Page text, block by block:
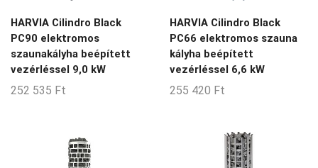
HARVIA Cilindro Black
PC90 elektromos
szaunakályha beépített
vezérléssel 9,0 kW
252 535 Ft
HARVIA Cilindro Black
PC66 elektromos szauna
kályha beépített
vezérléssel 6,6 kW
255 420 Ft